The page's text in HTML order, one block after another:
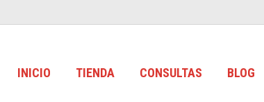
INICIO TIENDA CONSULTAS BLOG